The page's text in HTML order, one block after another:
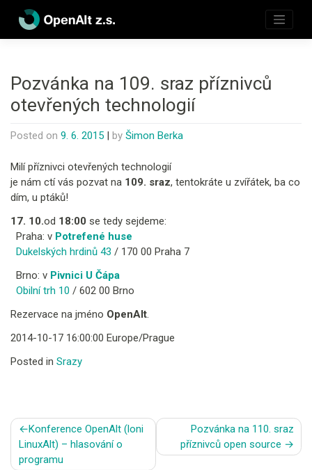
content
Pozvánka na 109. sraz příznivců
otevřených technologií
Posted on 9. 6. 2015 by Šimon Berka
Milí příznivci otevřených technologií
je nám ctí vás pozvat na 109. sraz, tentokráte u zvířátek, ba co
dím, u ptáků!
17. 10.od 18:00 se tedy sejdeme:
Praha: v Potrefené huse
Dukelských hrdinů 43 / 170 00 Praha 7
Brno: v Pivnici U Čápa
Obilní trh 10 / 602 00 Brno
Rezervace na jméno OpenAlt.
2014-10-17 16:00:00 Europe/Prague
Posted in Srazy
Navigace
pro
příspěvek
Konference OpenAlt (loni
LinuxAlt) – hlasování o
programu
Pozvánka na 110. sraz
příznivců open source